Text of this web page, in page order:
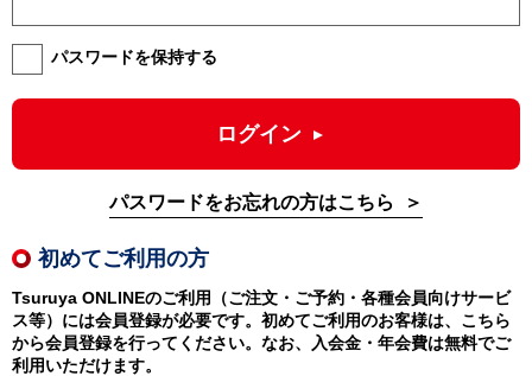
パスワードを保持する
ログイン
パスワードをお忘れの方はこちら
初めてご利用の方
Tsuruya ONLINEのご利用（ご注文・ご予約・各種会員向けサービ
ス等）には会員登録が必要です。初めてご利用のお客様は、こちら
から会員登録を行ってください。なお、入会金・年会費は無料でご
利用いただけます。